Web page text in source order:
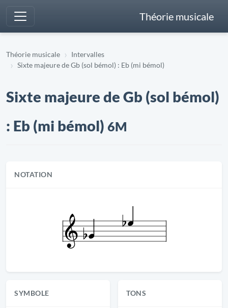
Théorie musicale
Théorie musicale
Intervalles
Sixte majeure de Gb (sol bémol) : Eb (mi bémol)
Sixte majeure de Gb (sol bémol)
: Eb (mi bémol) 6M
NOTATION
SYMBOLE TONS